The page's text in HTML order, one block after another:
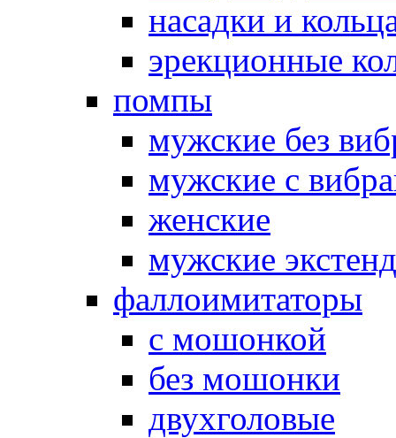
насадки и
эрекционные
помпы
мужские без
мужские с
женские
мужские
фаллоимитаторы
с мошонкой
без мошонки
двухголовые